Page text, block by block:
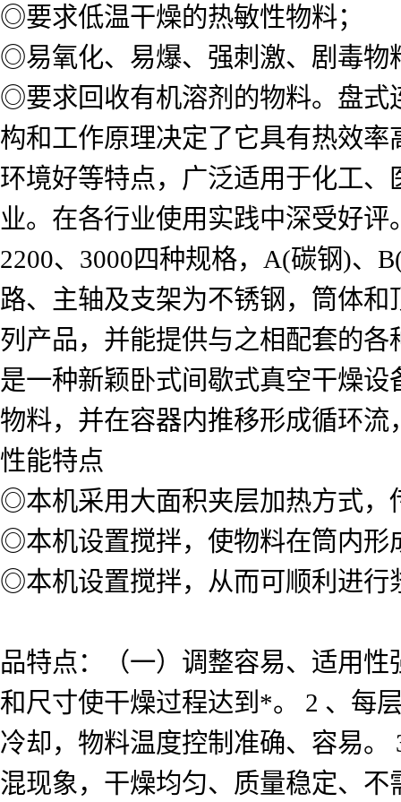
◎要求低温干燥的热敏性物料；
◎易氧化、易爆、强刺激、剧毒物
◎要求回收有机溶剂的物料。盘式
构和工作原理决定了它具有热效
环境好等特点，广泛适用于化工
业。在各行业使用实践中深受好
2200、3000四种规格，A(碳钢)、
路、主轴及支架为不锈钢，筒体
列产品，并能提供与之相配套的
是一种新颖卧式间歇式真空干燥
物料，并在容器内推移形成循环
性能特点
◎本机采用大面积夹层加热方式，
◎本机设置搅拌，使物料在筒内形
◎本机设置搅拌，从而可顺利进行
品特点：（一）调整容易、适用
和尺寸使干燥过程达到*。 2 、每
冷却，物料温度控制准确、容易
混现象，干燥均匀、质量稳定、